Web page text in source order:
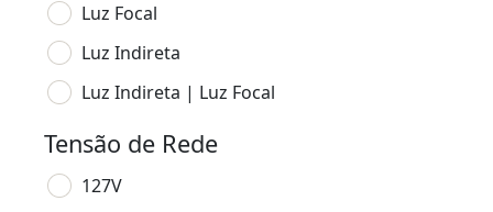
Luz Focal
Luz Indireta
Luz Indireta | Luz Focal
Tensão de Rede
127V